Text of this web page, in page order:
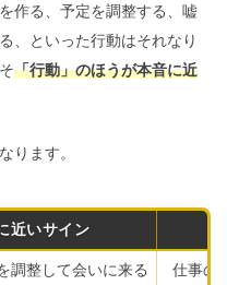
作る、予定を調整する、嘘
、といった行動はそれなり
「行動」のほうが本音に近
ります。
近いサイン
調整して会いに来る 仕事の